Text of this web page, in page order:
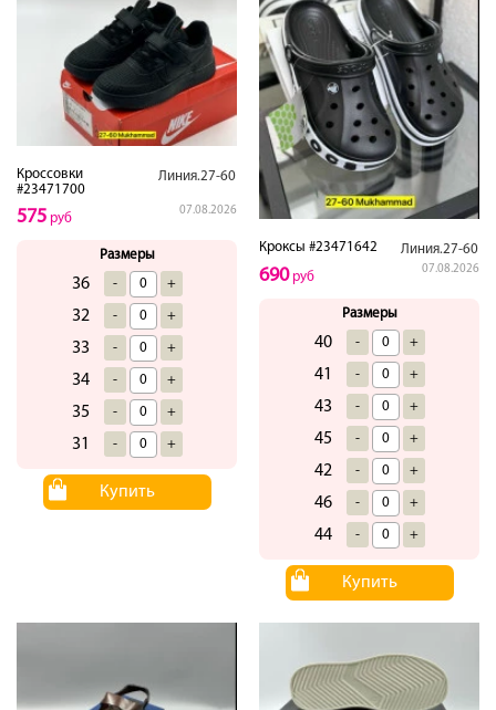
Кроссовки
#23471700
Линия.27-60
07.08.2026
575 руб
Размеры
36 - +
32 - +
33 - +
34 - +
35 - +
31 - +
Купить
Кроксы #23471642 Линия.27-60
07.08.2026
690руб
Размеры
40 - +
41 - +
43 - +
45 - +
42 - +
46 - +
44 - +
Купить